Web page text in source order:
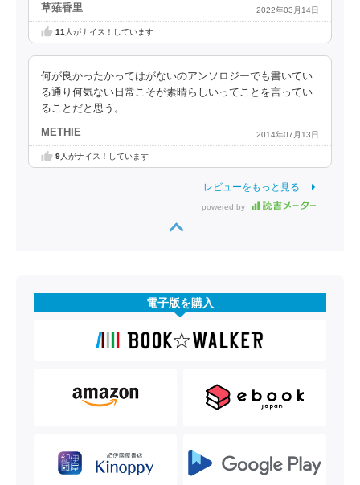
草薙香里 2022年03月14日
11人がナイス！しています
何が良かったかってはがないのアンソロジーでも書いてい
る通り何気ない日常こそが素晴らしいってことを言ってい
ることだと思う。
METHIE 2014年07月13日
9人がナイス！しています
レビューをもっと見る
powered by
電子版を購入